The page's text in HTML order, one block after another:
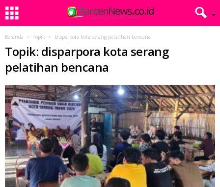
Beranda Topik Disparpora kota serang pelatihan bencana
Topik: disparpora kota serang
pelatihan bencana